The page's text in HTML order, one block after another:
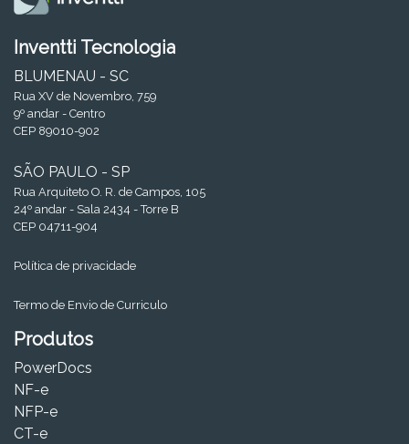
Inventti Tecnologia
BLUMENAU - SC
Rua XV de Novembro, 759
9º andar - Centro
CEP 89010-902
SÃO PAULO - SP
Rua Arquiteto O. R. de Campos, 105
24º andar - Sala 2434 - Torre B
CEP 04711-904
Política de privacidade
Termo de Envio de Curriculo
Produtos
PowerDocs
NF-e
NFP-e
CT-e